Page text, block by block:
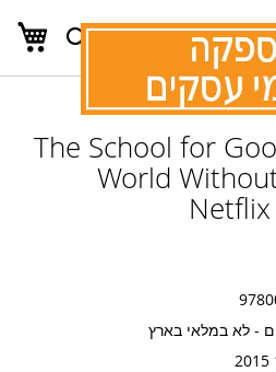
חפש
The School for
World